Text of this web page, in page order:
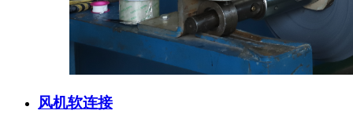
风机软连接